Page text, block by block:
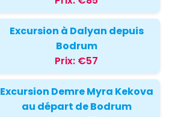
Excursion à Dalyan depuis
Bodrum
Prix: €57
Excursion Demre Myra Kekova
au départ de Bodrum